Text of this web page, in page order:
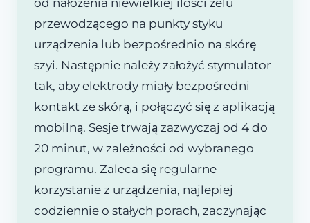
przewodzącego na punkty styku
urządzenia lub bezpośrednio na skórę
szyi. Następnie należy założyć stymulator
tak, aby elektrody miały bezpośredni
kontakt ze skórą, i połączyć się z aplikacją
mobilną. Sesje trwają zazwyczaj od 4 do
20 minut, w zależności od wybranego
programu. Zaleca się regularne
korzystanie z urządzenia, najlepiej
codziennie o stałych porach, zaczynając